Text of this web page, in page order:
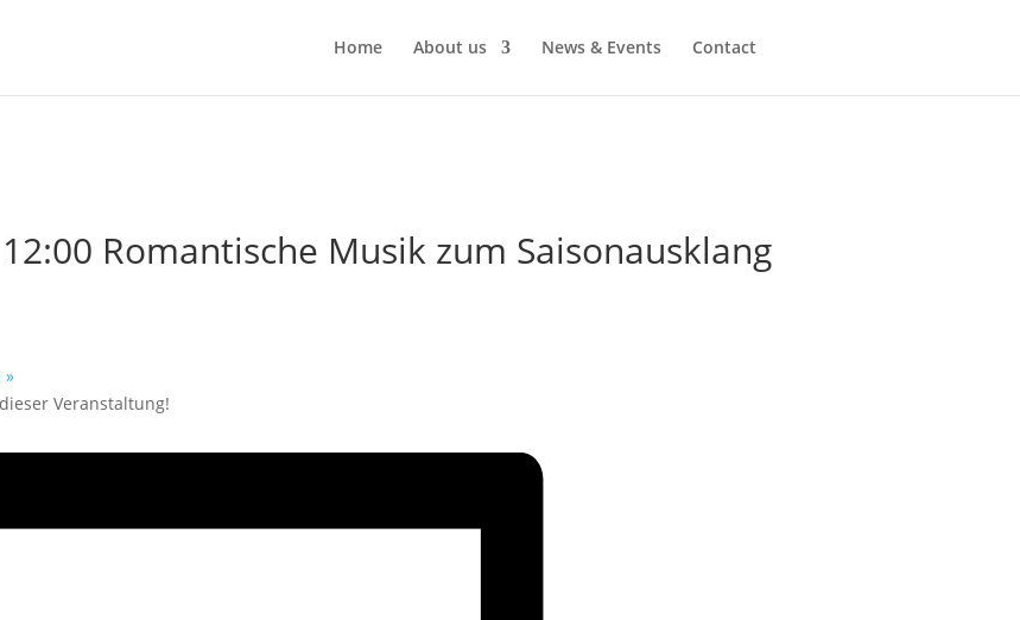
Home About us News & Events Contact
Romantische Musik zum Saisonausklang
»
Veranstaltung!